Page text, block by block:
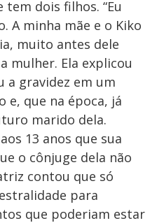
dois filhos. “Eu
A minha mãe e o Kiko
muito antes dele
mulher. Ela explicou
a gravidez em um
e, que na época, já
marido dela.
13 anos que sua
o cônjuge dela não
contou que só
para
que poderiam estar